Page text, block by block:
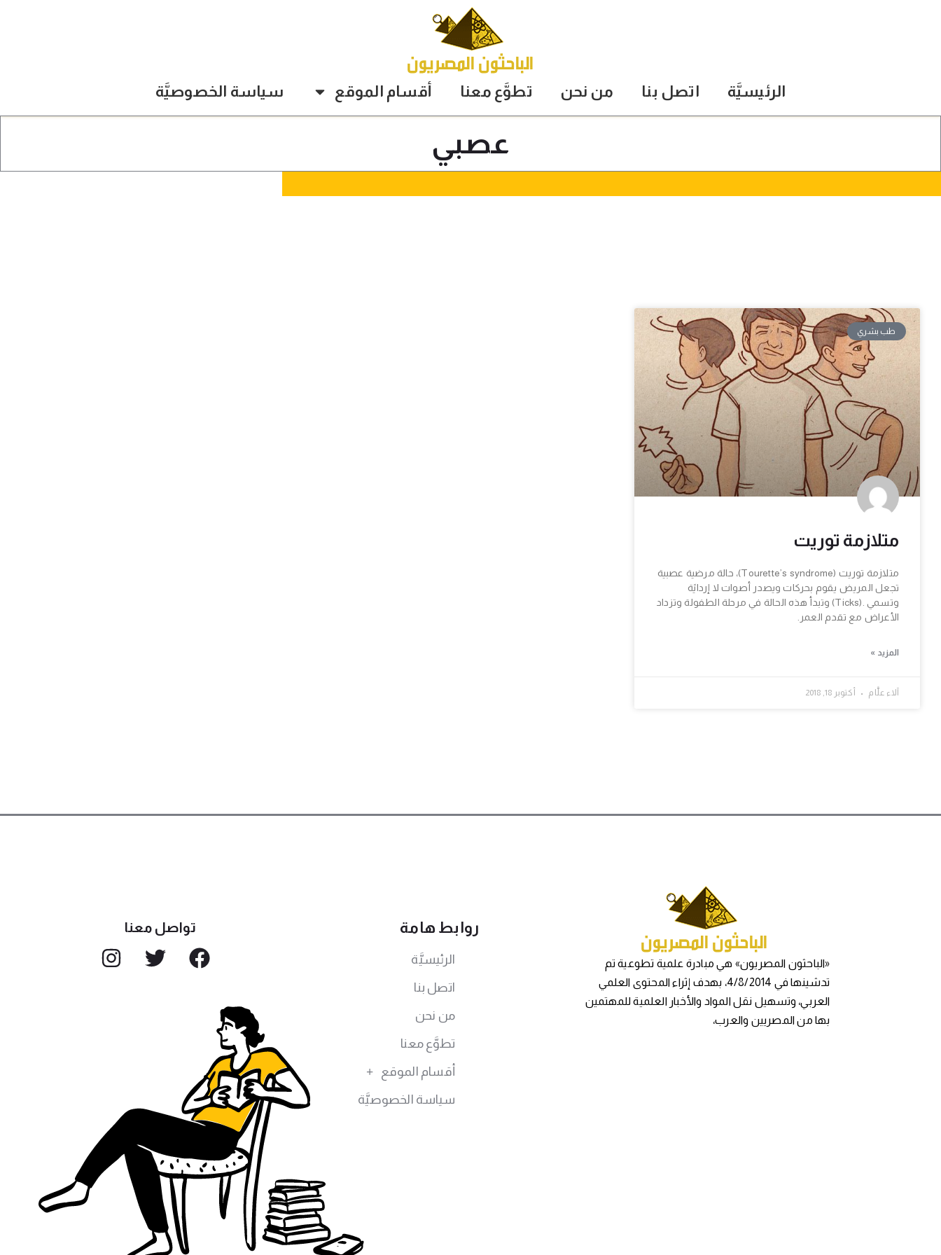
الرئيسيَّة اتصل بنا من نحن تطوَّع معنا أقسام الموقع سياسة الخصوصيَّة
عصبي
طب بشري
متلازمة توريت
متلازمة توريت (Tourette’s syndrome)، حالة مرضية عصبية
تجعل المريض يقوم بحركات ويصدر أصوات لا إردايًة
وتسمي .(Ticks) وتبدأ هذه الحالة في مرحلة الطفولة وتزداد
الأعراض مع تقدم العمر.
المزيد »
آلاء علَّام أكتوبر 18, 2018
«الباحثون المصريون» هي مبادرة علمية تطوعية تم
تدشينها في 4/8/2014، بهدف إثراء المحتوى العلمي
العربي، وتسهيل نقل المواد والأخبار العلمية للمهتمين
بها من المصريين والعرب،
روابط هامة
الرئيسيَّة
اتصل بنا
من نحن
تطوَّع معنا
أقسام الموقع
سياسة الخصوصيَّة
تواصل معنا